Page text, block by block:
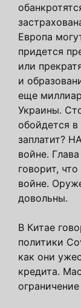
Европа
придется
или
и
еще
Украины.
обойдется
заплатит?
войне.
говорит,
войне.
довольны.
В Китае
политики
как они
кредита.